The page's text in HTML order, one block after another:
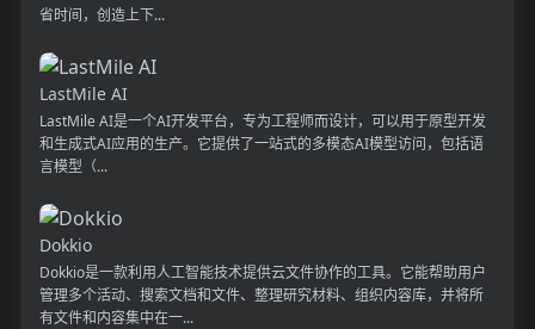
省时间，创造上下...
LastMile AI
LastMile AI是一个AI开发平台，专为工程师而设计，可以用于原型开发
和生成式AI应用的生产。它提供了一站式的多模态AI模型访问，包括语
言模型（...
Dokkio
Dokkio是一款利用人工智能技术提供云文件协作的工具。它能帮助用户
管理多个活动、搜索文档和文件、整理研究材料、组织内容库，并将所
有文件和内容集中在一...